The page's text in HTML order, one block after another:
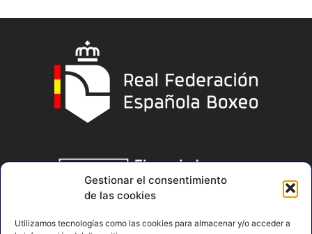
Gestionar el consentimiento
de las cookies
Utilizamos tecnologías como las cookies para almacenar y/o acceder a